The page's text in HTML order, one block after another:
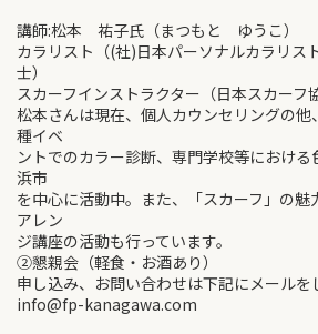
講師:松本 祐子氏（まつもと ゆうこ）
カラリスト（(社)日本パーソナルカラリ
士）
スカーフインストラクター（日本スカー
松本さんは現在、個人カウンセリングの
種イベ
ントでのカラー診断、専門学校等におけ
浜市
を中心に活動中。また、「スカーフ」の魅
アレン
ジ講座の活動も行っています。
②懇親会（軽食・お酒あり）
申し込み、お問い合わせは下記にメール
info@fp-kanagawa.com